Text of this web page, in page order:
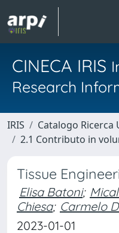
CINECA IRIS
Research
IRIS Catalogo Ricerca
2.1 Contributo in
Tissue
Elisa Batoni;
Chiesa; Carmelo
2023-01-01